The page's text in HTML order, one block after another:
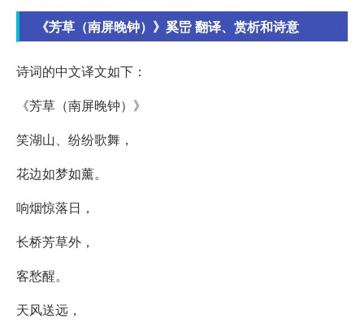
《芳草（南屏晚钟）》奚岊 翻译、赏析和诗意
诗词的中文译文如下：
《芳草（南屏晚钟）》
笑湖山、纷纷歌舞，
花边如梦如薰。
响烟惊落日，
长桥芳草外，
客愁醒。
天风送远，